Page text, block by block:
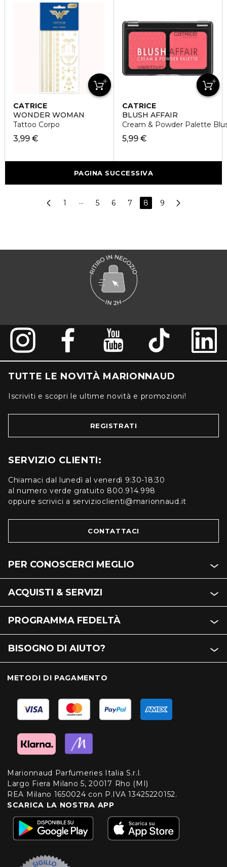
CATRICE
WONDER WOMAN
Tattoo Corpo
3,99 €
CATRICE
BLUSH AFFAIR
Cream & Powder Palette
5,99 €
PAGINA SUCCESSIVA
1 ··· 5 6 7 8 9
TUTTE LE NOVITÀ MARIONNAUD
Iscriviti e scopri le ultime novità e promozioni!
REGISTRATI
SERVIZIO CLIENTI:
Chiamaci dal lunedì al venerdì 9:30-18:30
al numero verde gratuito 800.914.998
oppure scrivici a servizioclienti@marionnaud.it
CONTATTACI
PER CONOSCERCI MEGLIO
ACQUISTI & SERVIZI
PROGRAMMA FEDELTÀ
BISOGNO DI AIUTO?
METODI DI PAGAMENTO
Marionnaud Parfumeries Italia S.r.l.
Largo Fiera Milano 5, 20017 Rho (MI)
REA Milano 1650024 con P.IVA 13425220152.
SCARICA LA NOSTRA APP